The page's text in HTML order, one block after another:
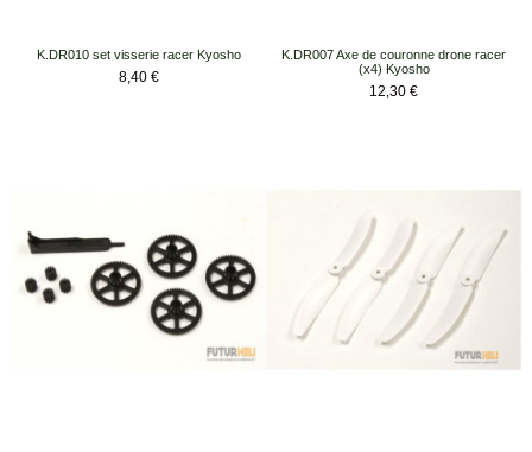
K.DR010 set visserie racer Kyosho
Prix
8,40 €
K.DR007 Axe de couronne drone racer
(x4) Kyosho
Prix
12,30 €